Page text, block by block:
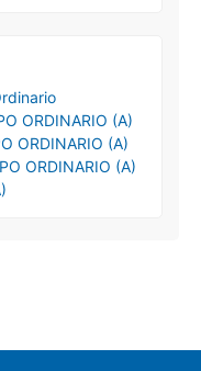
ORDINARIO (A)
ORDINARIO (A)
ORDINARIO (A)